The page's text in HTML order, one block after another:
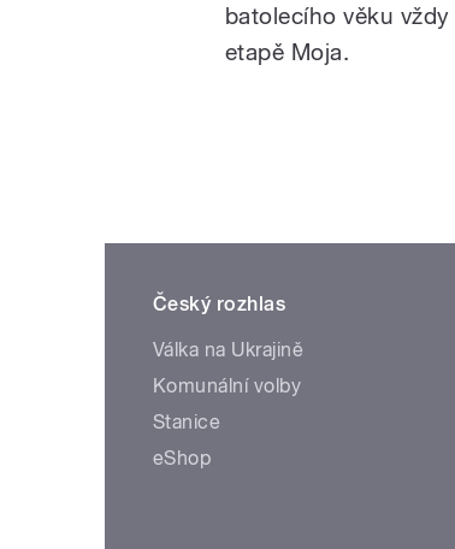
batolecího věku
etapě Moja.
Český rozhlas
Válka na Ukrajině
Komunální volby
Stanice
eShop